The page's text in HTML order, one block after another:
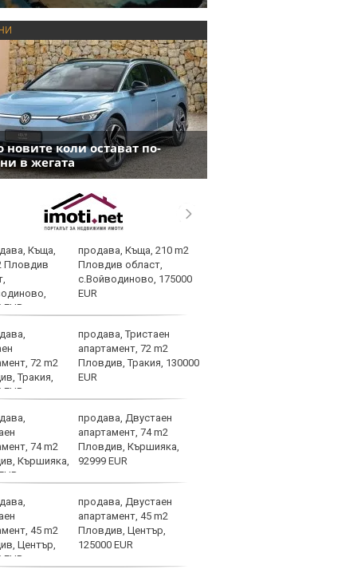
новите коли остават по-
в жегата
продава, Къща, 210 m2
Пловдив област,
с.Войводиново, 175000
EUR
продава, Тристаен
апартамент, 72 m2
Пловдив, Тракия, 130000
EUR
продава, Двустаен
апартамент, 74 m2
Пловдив, Кършияка,
92999 EUR
продава, Двустаен
апартамент, 45 m2
Пловдив, Център,
125000 EUR